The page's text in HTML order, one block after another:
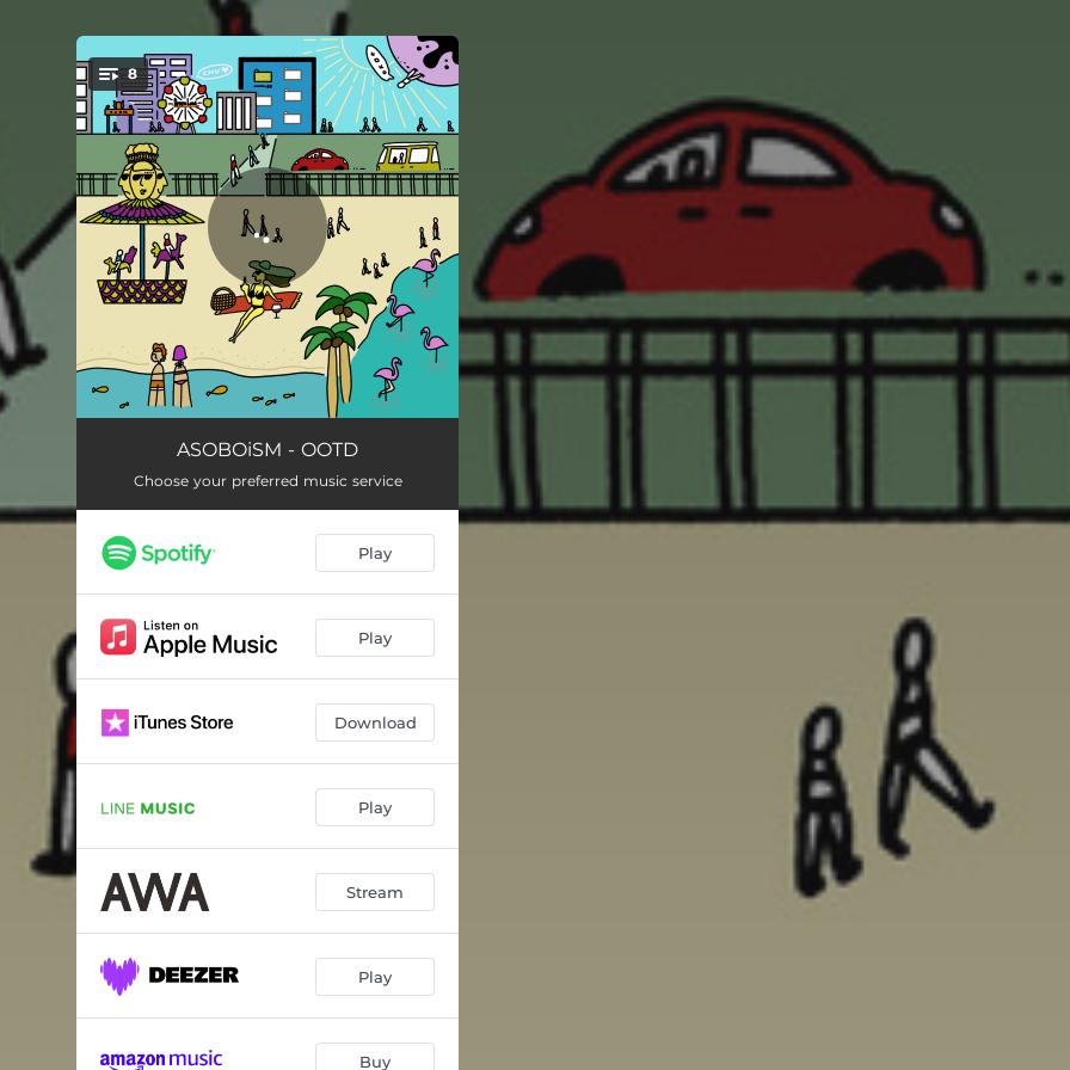
You're all set!
8
TOTSUKA (feat. サイプレス上野) 03:45
HAPPOUBIZIN 03:49
スクランブルメンタル
Uwagaki 03:11
Whateva♡ (feat. issei) 03:58
ASOBOiSM - OOTD
Choose your preferred music service
Play
Play
Download
Play
Stream
Play
Buy